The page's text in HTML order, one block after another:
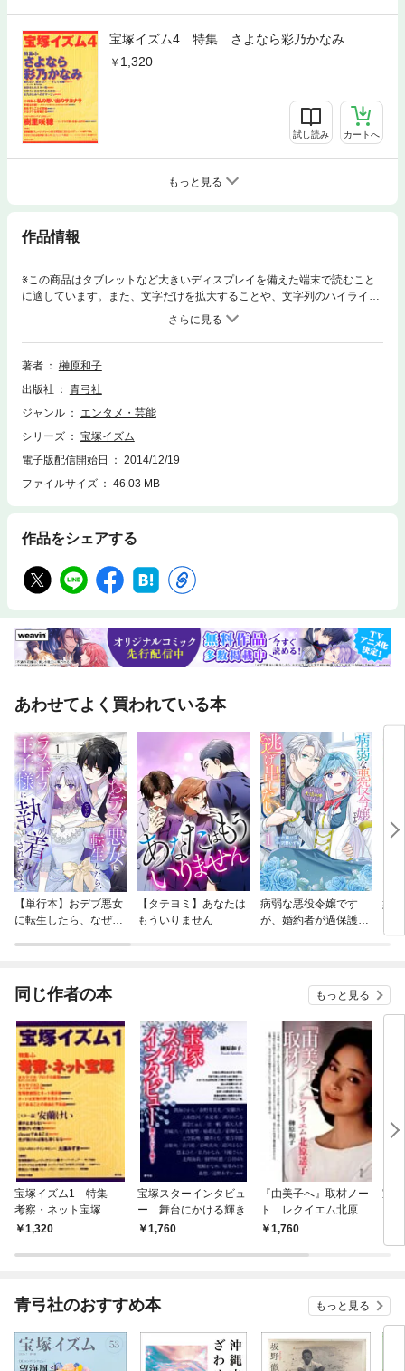
宝塚イズム4 特集 さよなら彩乃かなみ
1,320
試し読み カートへ
もっと見る
作品情報
※この商品はタブレットなど大きいディスプレイを備えた端末で読むこと
に適しています。また、文字だけを拡大することや、文字列のハイライ
ト、検索、辞書の参照、引用などの機能が使用できません。澄みきった高
音の歌姫、ダンスで魅了するスター、新しい娘役を造形したパイオニア彩
乃かなみを送る特集、退団後も舞台で活躍する樹里咲穂へのロングインタ
ビュー、話題作が多かった公演評、「白洲次郎と小林一三」「名古屋公演
ださい。
著者
榊原和子
出版社
青弓社
ジャンル
エンタメ・芸能
シリーズ
宝塚イズム
電子版配信開始日
2014/12/19
ファイルサイズ
46.03 MB
作品をシェアする
あわせてよく買われている本
【単行本】おデブ悪女
に転生したら、なぜか
【タテヨミ】あなたは
もういりません
病弱な悪役令嬢です
が、婚約者が過保護す
妹
同じ作者の本 もっと見る
宝塚イズム1 特集
考察・ネット宝塚
1,320
宝塚スターインタビュ
ー 舞台にかける輝き
1,760
『由美子へ』取材ノー
ト レクイエム北原遥
子1,760
宝
青弓社のおすすめ本 もっと見る